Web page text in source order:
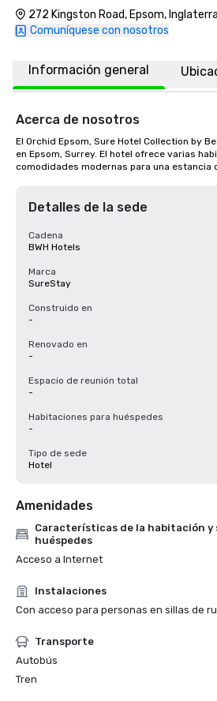
272 Kingston Road, Epsom,
Comuníquese con nosotros
Información general
Acerca de nosotros
El Orchid Epsom, Sure Hotel Collection by
en Epsom, Surrey. El hotel ofrece varias
comodidades modernas para una estancia
Detalles de la sede
Cadena
BWH Hotels
Marca
SureStay
Construido en
-
Renovado en
-
Espacio de reunión total
-
Habitaciones para huéspedes
-
Tipo de sede
Hotel
Amenidades
Características de la habitación y
huéspedes
Acceso a Internet
Instalaciones
Con acceso para personas en sillas de
Transporte
Autobús
Tren